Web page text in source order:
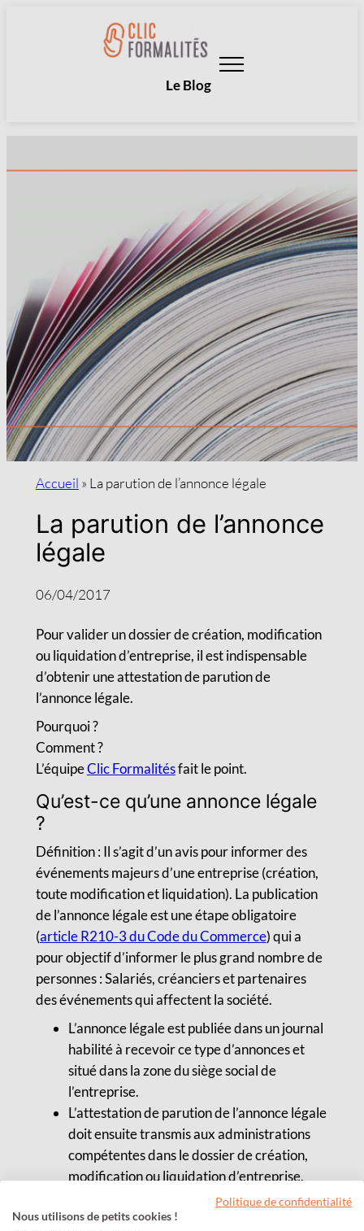
Le Blog
Accueil » La parution de l’annonce légale
La parution de l’annonce
légale
06/04/2017
Pour valider un dossier de création, modification
ou liquidation d’entreprise, il est indispensable
d’obtenir une attestation de parution de
l’annonce légale.
Pourquoi ?
Comment ?
L’équipeClic Formalitésfait le point.
Qu’est-ce qu’une annonce légale
?
Définition : Il s’agit d’un avis pour informer des
événements majeurs d’une entreprise (création,
toute modification et liquidation). La publication
de l’annonce légale est une étape obligatoire
(article R210-3 du Code du Commerce) qui a
pour objectif d’informer le plus grand nombre de
personnes : Salariés, créanciers et partenaires
des événements qui affectent la société.
L’annonce légale est publiée dans un journal
habilité à recevoir ce type d’annonces et
situé dans la zone du siège social de
l’entreprise.
L’attestation de parution de l’annonce légale
doit ensuite transmis aux administrations
compétentes dans le dossier de création,
modification ou liquidation d’entreprise.
Quand, pourquoi, combien :Politique de confidentialité
Nous utilisons de petits cookies !